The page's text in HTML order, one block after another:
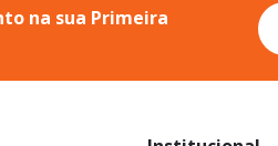
na sua Primeira
se
na